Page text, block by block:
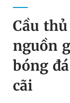
Chuyên mục
Chuyên mục khác
Chào ngày mới
Đổi mật
Tin đã lưu
Tin đã xem
Cầu
nguồn
bóng
cãi